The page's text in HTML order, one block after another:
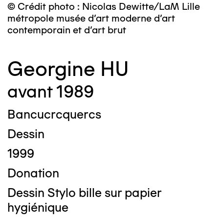
© Crédit photo : Nicolas Dewitte/LaM Lille
métropole musée d’art moderne d’art
contemporain et d’art brut
Georgine HU
avant 1989
Bancucrcquercs
Dessin
1999
Donation
Dessin Stylo bille sur papier
hygiénique